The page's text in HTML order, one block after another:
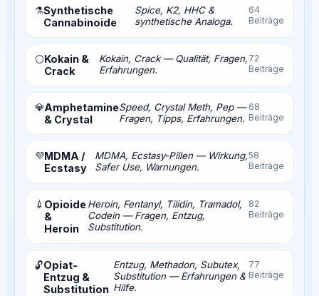
⚗️Synthetische
Cannabinoide
Spice, K2, HHC &
synthetische Analoga.
64
Beiträge
⚪Kokain &
Crack
Kokain, Crack — Qualität, Fragen,
Erfahrungen.
72
Beiträge
💎Amphetamine
& Crystal
Speed, Crystal Meth, Pep —
Fragen, Tipps, Erfahrungen.
68
Beiträge
💜MDMA /
Ecstasy
MDMA, Ecstasy-Pillen — Wirkung,
Safer Use, Warnungen.
58
Beiträge
💉 Opioide
&
Heroin
Heroin, Fentanyl, Tilidin, Tramadol,
Codein — Fragen, Entzug,
Substitution.
82
Beiträge
🔓Opiat-
Entzug &
Substitution
Entzug, Methadon, Subutex,
Substitution — Erfahrungen &
Hilfe.
77
Beiträge